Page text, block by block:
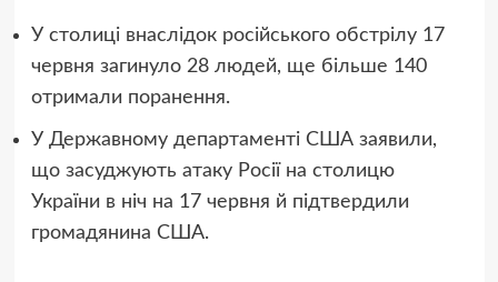
У столиці внаслідок російського обстрілу 17
червня загинуло 28 людей, ще більше 140
отримали поранення.
У Державному департаменті США заявили,
що засуджують атаку Росії на столицю
України в ніч на 17 червня й підтвердили
громадянина США.